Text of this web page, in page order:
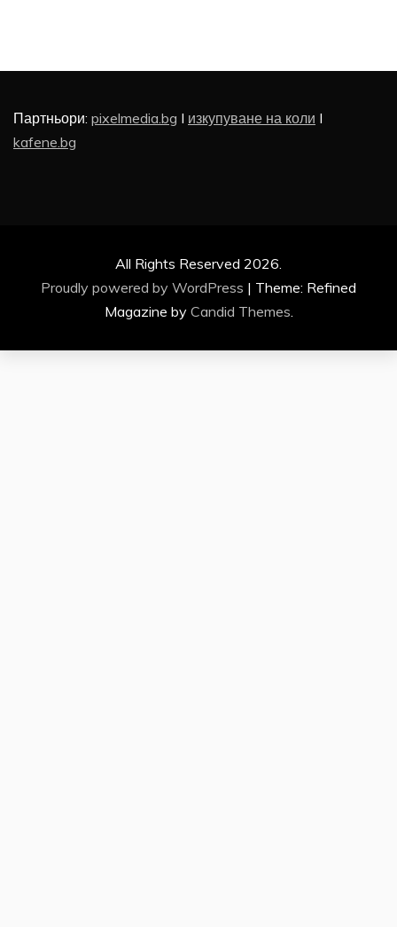
Партньори: pixelmedia.bg I изкупуване на коли I
kafene.bg
All Rights Reserved 2026.
Proudly powered by WordPress | Theme: Refined
Magazine by Candid Themes.